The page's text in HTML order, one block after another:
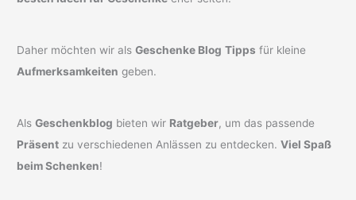
Daher möchten wir alsGeschenke Blog Tipps für kleine
Aufmerksamkeiten geben.
AlsGeschenkblog bieten wir Ratgeber, um das passende
Präsent zu verschiedenen Anlässen zu entdecken.Viel Spaß
beim Schenken!